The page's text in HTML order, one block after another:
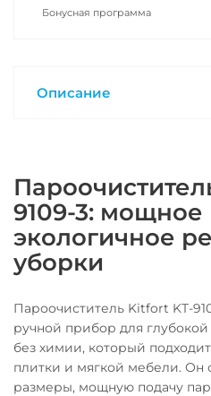
Бонусная программа
Описание
9109-3: мощное
экологичное
уборки
Пароочиститель Kitfort KT-
ручной прибор для
без химии, который
плитки и мягкой мебели. Он
размеры, мощную подачу